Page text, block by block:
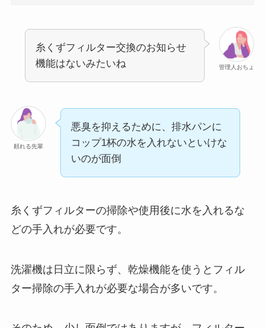
管理人おちょ
糸くずフィルター交換のお知らせ
機能はないみたいね
頼れる先輩
悪臭を抑えるために、排水パンに
コップ1杯の水を入れないといけな
いのが面倒
糸くずフィルターの掃除や使用後に水を入れるな
どの手入れが必要です。
洗濯機は日立に限らず、乾燥機能を使うとフィル
ター掃除の手入れが必要な場合が多いです。